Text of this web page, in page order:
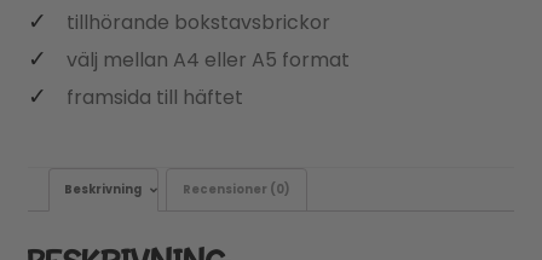
tillhörande bokstavsbrickor
välj mellan A4 eller A5 format
framsida till häftet
Beskrivning Recensioner (0)